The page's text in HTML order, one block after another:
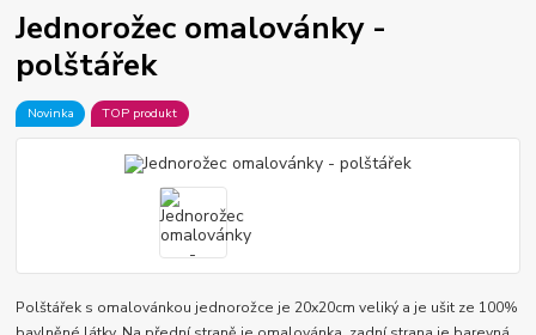
Jednorožec omalovánky -
polštářek
Novinka TOP produkt
Polštářek s omalovánkou jednorožce je 20x20cm veliký a je ušit ze 100%